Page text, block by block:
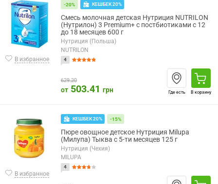
В избранное
-20% КЕШБЕК 20%
Смесь молочная детская Нутриция NUTRILON
(Нутрилон) 3 Premium+ с постбиотиками с 12
до 18 месяцев 600 г
Нутриция (Польша)
NUTRILON
4
629.20
от 503.41 грн Где есть В корзину
В избранное
КЕШБЕК 20% -15%
Пюре овощное детское Нутриция Milupa
(Милупа) Тыква с 5-ти месяцев 125 г
Нутриция (Чехия)
MILUPA
4